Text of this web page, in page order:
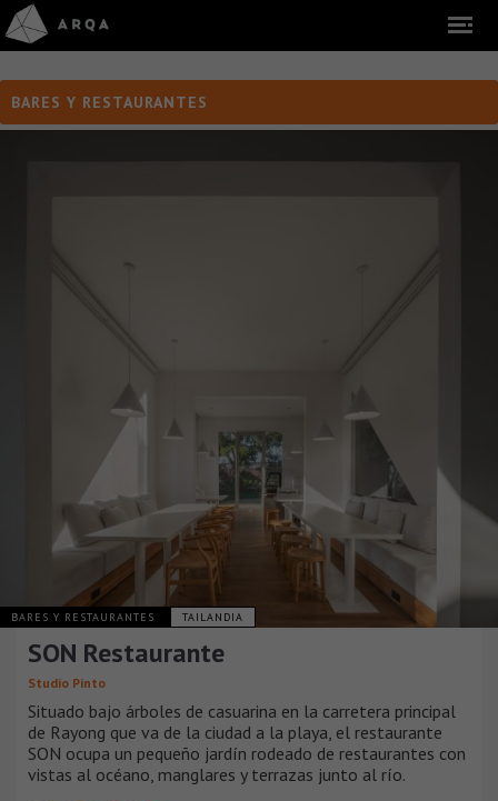
BARES Y RESTAURANTES
BARES Y RESTAURANTES TAILANDIA
SON Restaurante
Studio Pinto
Situado bajo árboles de casuarina en la carretera principal
de Rayong que va de la ciudad a la playa, el restaurante
SON ocupa un pequeño jardín rodeado de restaurantes con
vistas al océano, manglares y terrazas junto al río.